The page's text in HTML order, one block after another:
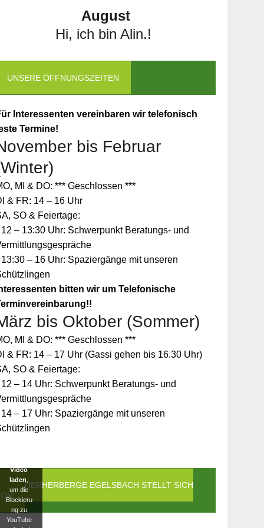
August
Hi, ich bin Alin.!
UNSERE ÖFFNUNGSZEITEN
Interessenten vereinbaren wir telefonisch
Termine!
bis Februar
MI & DO: *** Geschlossen ***
& FR: 14 – 16 Uhr
SO & Feiertage:
12 – 13:30 Uhr: Schwerpunkt Beratungs- und
13:30 – 16 Uhr: Spaziergänge mit unseren
bitten wir um Telefonische
bis Oktober (Sommer)
MI & DO: *** Geschlossen ***
& FR: 14 – 17 Uhr (Gassi gehen bis 16.30 Uhr)
SO & Feiertage:
12 – 14 Uhr: Schwerpunkt Beratungs- und
14 – 17 Uhr: Spaziergänge mit unseren
DIE TIERHERBERGE EGELSBACH STELLT SICH
Zum
Schutz
Ihrer
persönlic
hen
Daten ist
die
Verbindun
g zu
blockiert
Video
laden
um die
Blockieru
ng zu
YouTube